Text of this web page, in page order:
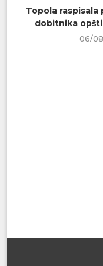
Topola
dobitnika
06/